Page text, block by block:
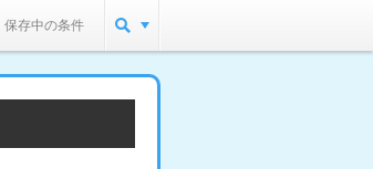
保存中の条件